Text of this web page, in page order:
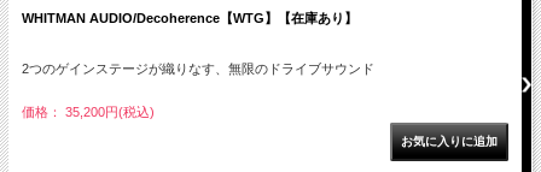
WHITMAN AUDIO/Decoherence【WTG】【在庫あり】
2つのゲインステージが織りなす、無限のドライブサウンド
価格： 35,200円(税込)